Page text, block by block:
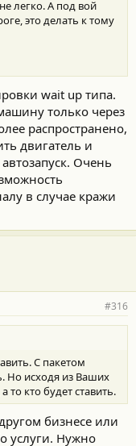
легко. А под вой
это делать к тому
wait up типа.
только через
распространено,
двигатель и
Очень
в случае кражи
#316
С пакетом
Но исходя из Ваших
то кто будет ставить.
бизнесе или
услуги. Нужно